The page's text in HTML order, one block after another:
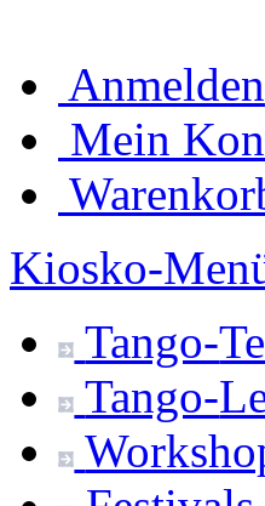
Anmelden
Mein
Kiosko-
Tango-
Tango-